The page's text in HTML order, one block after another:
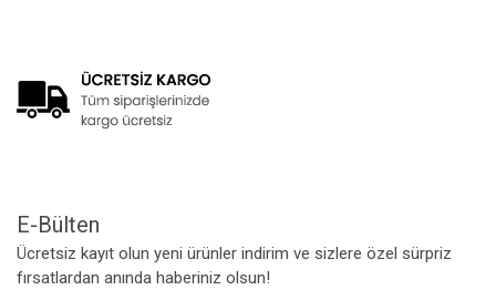
E-Bülten
Ücretsiz kayıt olun yeni ürünler indirim ve sizlere özel sürpriz
fırsatlardan anında haberiniz olsun!